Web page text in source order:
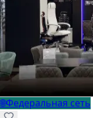
🌐Федеральная сеть